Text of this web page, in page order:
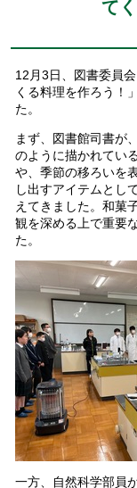
て
12月3日、図書委員
くる料理を作ろう！
た。
まず、図書館司書が
のように描かれてい
や、季節の移ろいを
し出すアイテムとし
えてきました。和菓
観を深める上で重要
た。
一方、自然科学部員